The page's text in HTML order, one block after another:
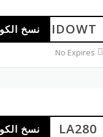
IDOWT نسخ
No Expires
LA280 نسخ